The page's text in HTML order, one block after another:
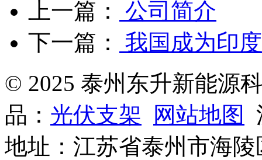
上一篇：
公司简介
下一篇：
我国成为印
© 2025 泰州东升新能源
品： 光伏支架 网站地图
地址：江苏省泰州市海